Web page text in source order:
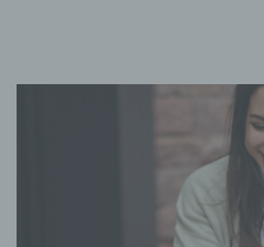
Verantwortung des
Auftragsverarbeiters
personenbezogenen
k) Einwilligung